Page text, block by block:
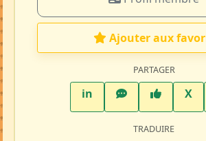
Ajouter aux
PARTAGER
inLinkedInWhatsAppFacebook
X
TRADUIRE